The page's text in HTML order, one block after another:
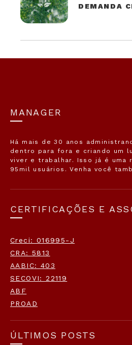
DEMANDA
MANAGER
Há mais de 30 anos
dentro para fora e criando um
viver e trabalhar. Isso já é uma
95mil usuários. Venha você
CERTIFICAÇÕES E
Creci: 016995-J
CRA: 5813
AABIC: 403
SECOVI: 22119
ABF
PROAD
ÚLTIMOS POSTS